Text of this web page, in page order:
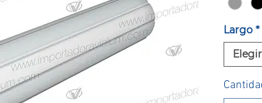
Largo *
Elegir